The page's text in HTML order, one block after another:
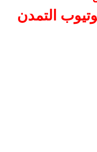
التمدن